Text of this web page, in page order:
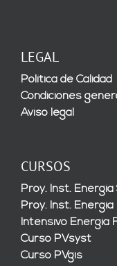
LEGAL
Política de Calidad
Condiciones
Aviso legal
CURSOS
Proy. Inst. Energía
Proy. Inst. Energía
Intensivo Energía
Curso PVsyst
Curso PVgis